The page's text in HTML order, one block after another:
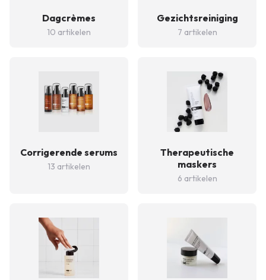
Dagcrèmes
10 artikelen
Gezichtsreiniging
7 artikelen
Corrigerende serums
13 artikelen
Therapeutische
maskers
6 artikelen